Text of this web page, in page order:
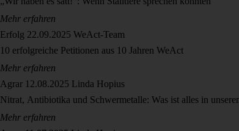
Mehr erfahren
Erfolg 22.09.2025 WeAct-Team
10 erfolgreiche Petitionen aus 10 Jahren WeAct
Mehr erfahren
Agrar 12.08.2025 Linda Hopius
Nitrat, Antibiotika und Schwermetalle: Was ist alles in
Mehr erfahren